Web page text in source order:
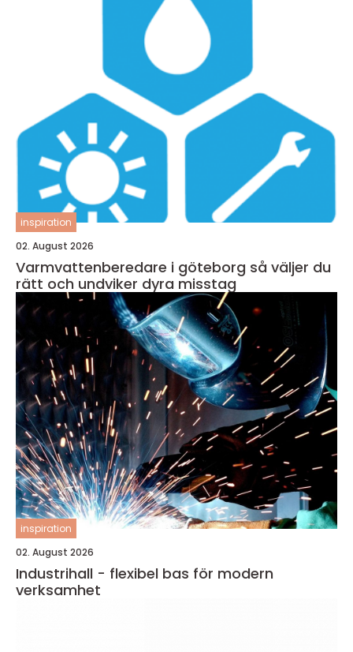
inspiration
02. August 2026
Varmvattenberedare i göteborg så väljer du
rätt och undviker dyra misstag
inspiration
02. August 2026
Industrihall - flexibel bas för modern
verksamhet